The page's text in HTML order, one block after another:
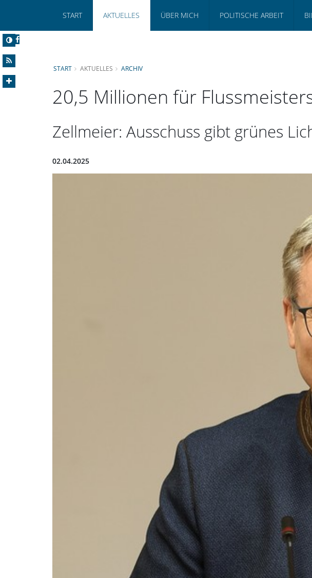
START AKTUELLES ÜBER MICH POLITISCHE ARBEIT
START AKTUELLES ARCHIV
20,5 Millionen für
Zellmeier: Ausschuss gibt grünes
02.04.2025